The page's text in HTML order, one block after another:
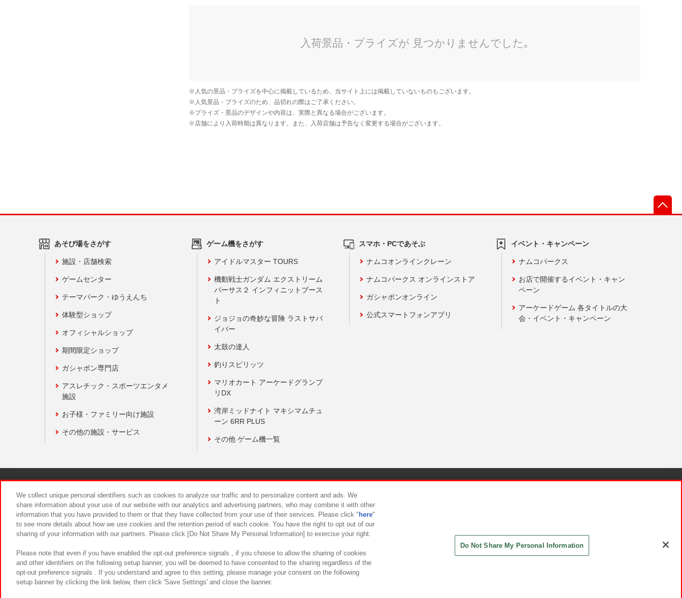
あそび場をさがす
施設・店舗検索
ゲームセンター
テーマパーク・ゆうえんち
体験型ショップ
オフィシャルショップ
期間限定ショップ
ガシャポン専門店
アスレチック・スポーツエンタメ
施設
お子様・ファミリー向け施設
その他の施設・サービス
ゲーム機をさがす
アイドルマスター TOURS
機動戦士ガンダム エクストリーム
バーサス２ インフィニットブース
ト
ジョジョの奇妙な冒険 ラストサバ
イバー
太鼓の達人
釣りスピリッツ
マリオカート アーケードグランプ
リDX
湾岸ミッドナイト マキシマムチュ
ーン 6RR PLUS
その他 ゲーム機一覧
スマホ・PCであそぶ
ナムコオンラインクレーン
ナムコパークス オンラインストア
ガシャポンオンライン
公式スマートフォンアプリ
イベント・キャンペーン
ナムコパークス
お店で開催するイベント・キャン
ペーン
アーケードゲーム 各タイトルの大
会・イベント・キャンペーン
食品のご提供について カスタマーハラスメント対応方針
We collect unique personal identifiers such as cookies to analyze our traffic and to personalize content and ads. We
share information about your use of our website with our analytics and advertising partners, who may combine it with other
information that you have provided to them or that they have collected from your use of their services. Please click " here"
to see more details about how we use cookies and the retention period of each cookie. You have the right to opt out of our
sharing of your information with our partners. Please click [Do Not Share My Personal Information] to exercise your right.
Please note that even if you have enabled the opt-out preference signals , if you choose to allow the sharing of cookies
and other identifiers on the following setup banner, you will be deemed to have consented to the sharing regardless of the
opt-out preference signals . If you understand and agree to this setting, please manage your consent on the following
setup banner by clicking the link below, then click 'Save Settings' and close the banner.
Do Not Share My Personal Information